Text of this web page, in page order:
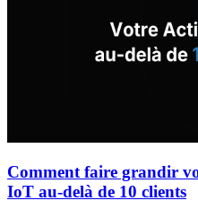
Comment faire grandir
IoT au-delà de 10 clients